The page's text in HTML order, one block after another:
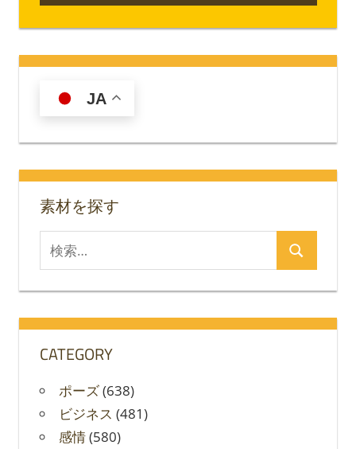
ビ
ゲ
シ
ョ
ン
記
事:
JA
素材を探す
索
対
検
CATEGORY
ポーズ(638)
ビジネス (481)
感情(580)